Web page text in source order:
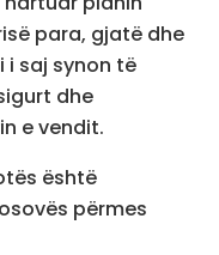
para, gjatë dhe
i saj synon të
dhe
e vendit.
është
përmes